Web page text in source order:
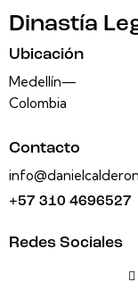
Dinastía
Ubicación
Medellín—
Colombia
Contacto
+57 310 4696527
Redes Sociales